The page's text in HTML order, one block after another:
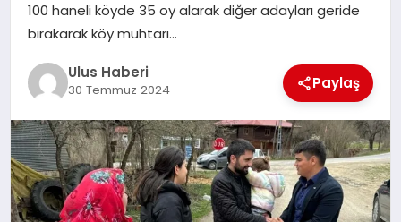
YAŞAM
100 haneli köyde 35 oy alarak diğer adayları geride
bırakarak köy muhtarı…
Ulus Haberi
30 Temmuz 2024 Paylaş